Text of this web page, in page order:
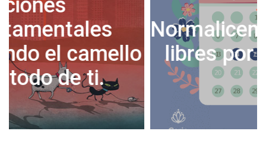
Normalicemos tomar días
libres por salud mental